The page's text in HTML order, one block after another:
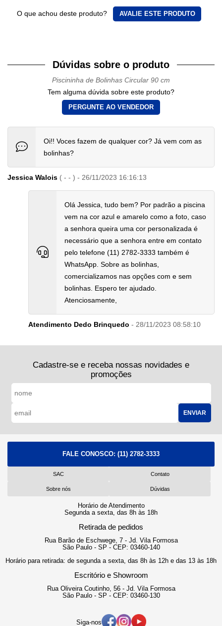
O que achou deste produto? AVALIE ESTE PRODUTO
Dúvidas sobre o produto
Piscininha de Bolinhas Circular 90 cm
Tem alguma dúvida sobre este produto?
PERGUNTE AO VENDEDOR
Oi!! Voces fazem de qualquer cor? Já vem com as
bolinhas?
Jessica Walois ( - - ) - 26/11/2023 16:16:13
Olá Jessica, tudo bem? Por padrão a piscina
vem na cor azul e amarelo como a foto, caso
a senhora queira uma cor personalizada é
necessário que a senhora entre em contato
pelo telefone (11) 2782-3333 também é
WhatsApp. Sobre as bolinhas,
comercializamos nas opções com e sem
bolinhas. Espero ter ajudado.
Atenciosamente,
Atendimento Dedo Brinquedo - 28/11/2023 08:58:10
Cadastre-se e receba nossas novidades e
promoções
ENVIAR
FALE CONOSCO: (11) 2782-3333
SAC Contato
Sobre nós Dúvidas
Horário de Atendimento
Segunda a sexta, das 8h às 18h
Retirada de pedidos
Rua Barão de Eschwege, 7 - Jd. Vila Formosa
São Paulo - SP - CEP: 03460-140
Horário para retirada: de segunda a sexta, das 8h às 12h e das 13 às 18h
Escritório e Showroom
Rua Oliveira Coutinho, 56 - Jd. Vila Formosa
São Paulo - SP - CEP: 03460-130
Siga-nos